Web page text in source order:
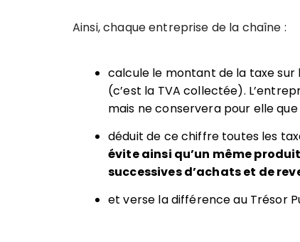
Ainsi, chaque entreprise de la chaîne :
calcule le montant de la taxe sur
(c’est la TVA collectée).
mais ne conservera pour elle que
déduit de ce chiffre toutes les
évite ainsi qu’un même
successives d’achats et de
et verse la différence au Trésor